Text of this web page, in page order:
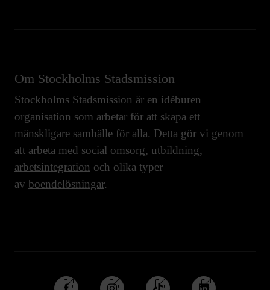
Om Stockholms Stadsmission
Stockholms Stadsmission är en idéburen
organisation som arbetar för att skapa ett
mänskligare samhälle för alla. Detta gör vi genom
att arbeta med social omsorg, utbildning,
arbetsintegration och olika typer
av boendelösningar.
Följ Följ Följ Följ